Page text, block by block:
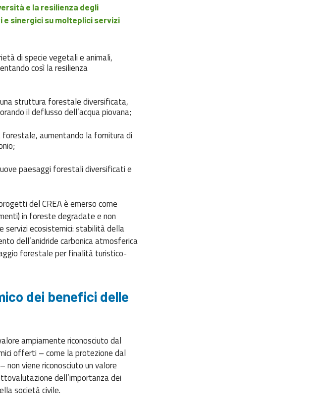
e la resilienza degli
sinergici su molteplici servizi
di specie vegetali e animali,
così la resilienza
struttura forestale diversificata,
il deflusso dell’acqua piovana;
forestale, aumentando la fornitura di
paesaggi forestali diversificati e
del CREA è emerso come
in foreste degradate e non
servizi ecosistemici: stabilità della
dell’anidride carbonica atmosferica
forestale per finalità turistico-
dei benefici delle
ampiamente riconosciuto dal
offerti – come la protezione dal
non viene riconosciuto un valore
dell’importanza dei
società civile.